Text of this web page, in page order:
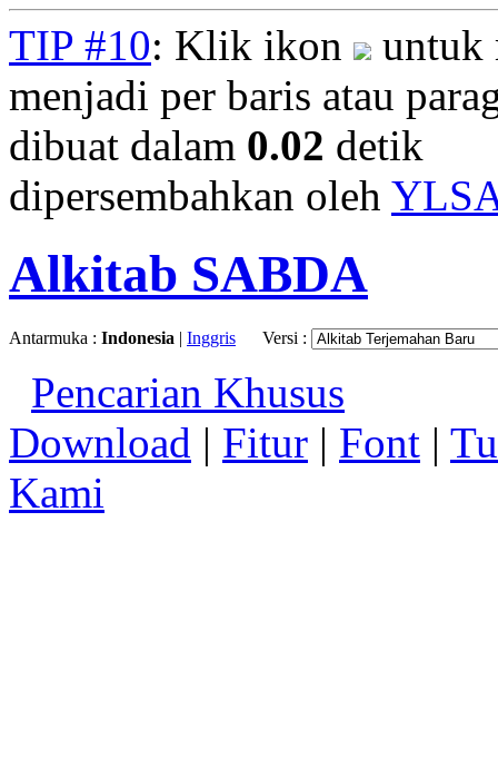
TIP #10: Klik ikon
untuk
menjadi per baris atau
dibuat dalam 0.02 detik
dipersembahkan oleh
Alkitab SABDA
Antarmuka : Indonesia | Inggris Versi :
Pencarian Khusus
Download | Fitur | Font |
Kami